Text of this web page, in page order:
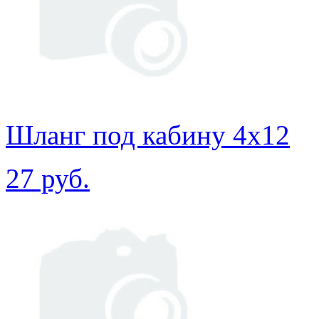
Шланг под кабину 4х12
27 руб.